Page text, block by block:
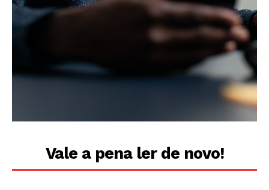
Vale a pena ler de novo!